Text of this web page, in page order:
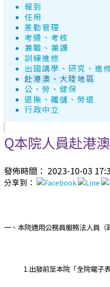
報到
任用
差勤管理
考績、考核
兼職、兼課
訓練進修
出國講學、研究、進
赴港澳、大陸地區
公、勞、健保
退撫、離儲、勞退
行政中立
Q本院人員赴港
發佈時間： 2023-10-03
分享到：
一、本院適用公務員服務法人員（
1.出發前至本院「全院電子